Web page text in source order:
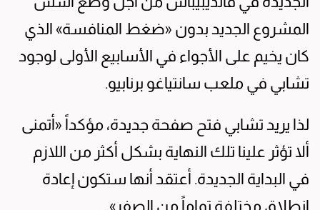
المشروع الجديد بدون «ضغط المنافسة» الذي
كان يخيم على الأجواء في الأسابيع الأولى لوجود
تشابي في ملعب سانتياغو برنابيو.
لذا يريد تشابي فتح صفحة جديدة، مؤكداً «أتمنى
ألا تؤثر علينا تلك النهاية بشكل أكثر من اللازم
في البداية الجديدة. أعتقد أنها ستكون إعادة
انطلاق مختلفة تماماً من الصفر».